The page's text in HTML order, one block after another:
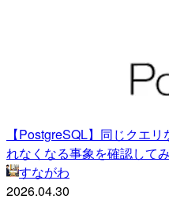
【PostgreSQL】同じクエ
れなくなる事象を確認して
すながわ
2026.04.30